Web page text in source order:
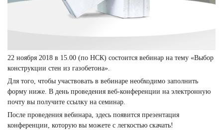
22 ноября 2018 в 15.00 (по НСК) состоится вебинар на тему «Выбор
конструкции стен из газобетона».
Для того, чтобы участвовать в вебинаре необходимо заполнить
форму ниже. В день проведения веб-конференции на электронную
почту вы получите ссылку на семинар.
После проведения вебинара, здесь появится презентация
конференции, которую вы можете с легкостью скачать!